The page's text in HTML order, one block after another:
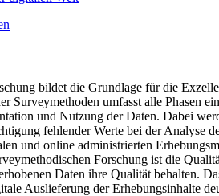
bildet die Grundlage für die
Surveymethoden umfasst alle Phasen
und Nutzung der Daten. Dabei
fehlender Werte bei der Analyse
und online administrierten
Forschung ist die
Daten ihre Qualität behalten.
Auslieferung der Erhebungsinhalte